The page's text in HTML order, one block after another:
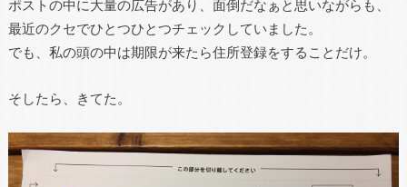
ポストの中に大量の広告があり、面倒だなぁと思いながらも、
最近のクセでひとつひとつチェックしていました。
でも、私の頭の中は期限が来たら住所登録をすることだけ。
そしたら、きてた。